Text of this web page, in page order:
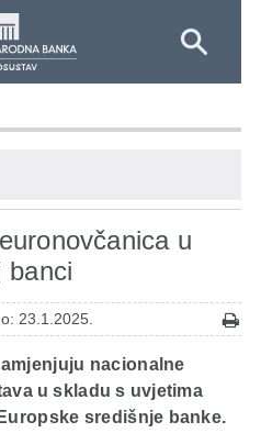
u
banci
23.1.2025.
nacionalne
u skladu s uvjetima
središnje banke.